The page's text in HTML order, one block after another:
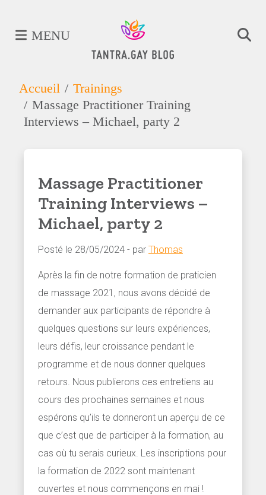
MENU
Accueil
Trainings
Massage Practitioner Training
Interviews – Michael, party 2
Massage Practitioner
Training Interviews –
Michael, party 2
Posté le 28/05/2024 - par Thomas
Après la fin de notre formation de praticien
de massage 2021, nous avons décidé de
demander aux participants de répondre à
quelques questions sur leurs expériences,
leurs défis, leur croissance pendant le
programme et de nous donner quelques
retours. Nous publierons ces entretiens au
cours des prochaines semaines et nous
espérons qu’ils te donneront un aperçu de ce
que c’est que de participer à la formation, au
cas où tu serais curieux. Les inscriptions pour
la formation de 2022 sont maintenant
ouvertes et nous commençons en mai !